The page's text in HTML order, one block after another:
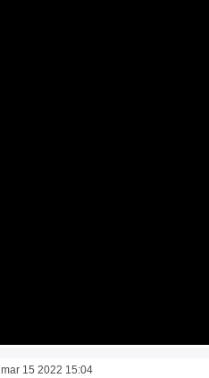
mar 15 2022 15:04